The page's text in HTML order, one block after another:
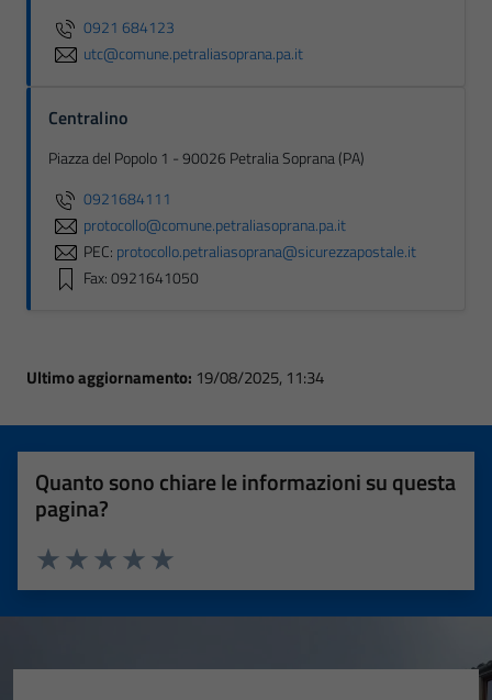
0921 684123
utc@comune.petraliasoprana.pa.it
Centralino
Piazza del Popolo 1 - 90026 Petralia Soprana (PA)
0921684111
protocollo@comune.petraliasoprana.pa.it
PEC: protocollo.petraliasoprana@sicurezzapostale.it
Fax: 0921641050
Ultimo aggiornamento: 19/08/2025, 11:34
Quanto sono chiare le informazioni su questa
pagina?
Valuta 5 stelle su 5
Valuta 4 stelle su 5
Valuta 3 stelle su 5
Valuta 2 stelle su 5
Valuta 1 stelle su 5